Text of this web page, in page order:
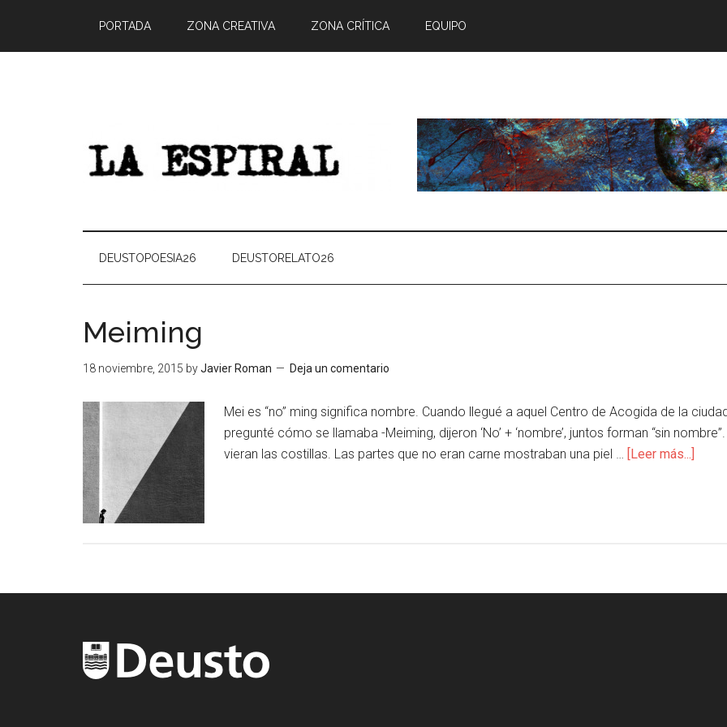
PORTADA ZONA CREATIVA ZONA CRÍTICA EQUIPO
DEUSTOPOESIA26 DEUSTORELATO26
Meiming
18 noviembre, 2015 byJavier Roman Deja un comentario
Mei es “no” ming significa nombre. Cuando llegué a aquel Centro de Acogida de la
pregunté cómo se llamaba -Meiming, dijeron ‘No’ + ‘nombre’, juntos forman “sin
vieran las costillas. Las partes que no eran carne mostraban una piel … [Leer más...]